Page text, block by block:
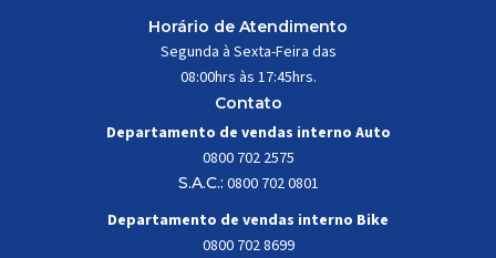
Horário de Atendimento
Segunda à Sexta-Feira das
08:00hrs às 17:45hrs.
Contato
Departamento de vendas interno Auto
0800 702 2575
S.A.C.: 0800 702 0801
Departamento de vendas interno Bike
0800 702 8699